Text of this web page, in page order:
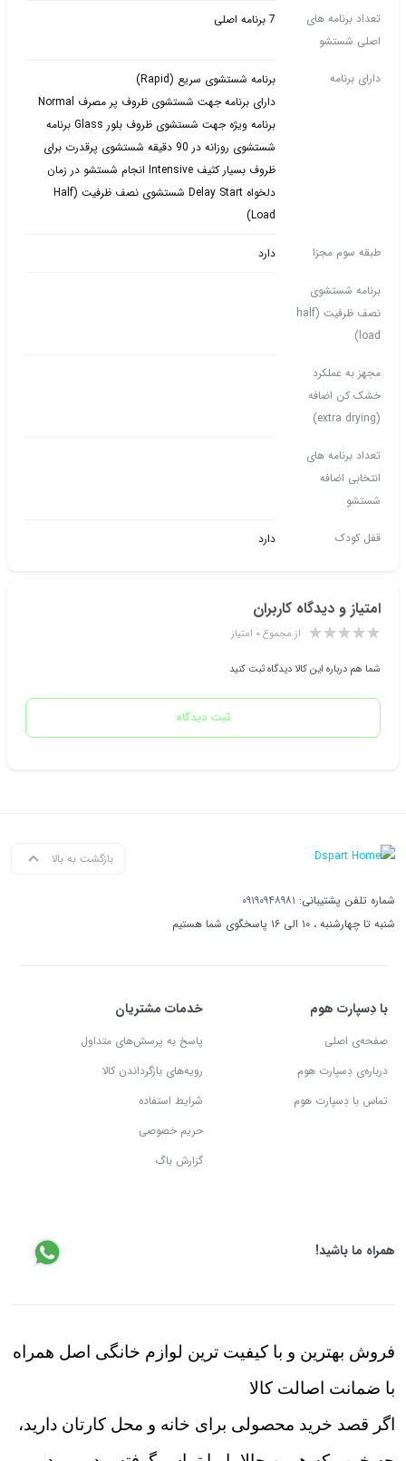
تعداد برنامه های
اصلی شستشو
7 برنامه اصلی
دارای برنامه
برنامه شستشوی سریع (Rapid)
دارای برنامه جهت شستشوی ظروف پر مصرف Normal
برنامه ویژه جهت شستشوی ظروف بلور Glass برنامه
شستشوی روزانه در 90 دقیقه شستشوی پرقدرت برای
ظروف بسیار کثیف Intensive انجام شستشو در زمان
دلخواه Delay Start شستشوی نصف ظرفیت (Half
Load)
طبقه سوم مجزا دارد
برنامه شستشوی
نصف ظرفیت (half
load)
مجهز به عملکرد
خشک کن اضافه
(extra drying)
تعداد برنامه های
انتخابی اضافه
شستشو
قفل کودک دارد
امتیاز و دیدگاه کاربران
از مجموع ۰ امتیاز
شما هم درباره این کالا دیدگاه ثبت کنید
ثبت دیدگاه
بازگشت به بالا
شماره تلفن پشتیبانی: ۰۹۱۹۰۹۴۸۹۸۱
شنبه تا چهارشنبه ، ۱۰ الی ۱۶ پاسخگوی شما هستیم
با دِسپارت هوم
صفحه‌ی اصلی
درباره‌ی دِسپارت هوم
تماس با دِسپارت هوم
خدمات مشتریان
پاسخ به پرسش‌های متداول
رویه‌های بازگرداندن کالا
شرایط استفاده
حریم خصوصی
گزارش باگ
همراه ما باشید!
فروش بهترین و با کیفیت ترین لوازم خانگی اصل همراه
با ضمانت اصالت کالا
اگر قصد خرید محصولی برای خانه و محل کارتان دارید،